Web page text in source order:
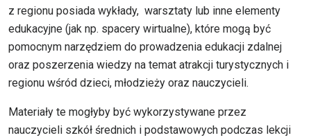
z regionu posiada wykłady, warsztaty lub inne elementy
edukacyjne (jak np. spacery wirtualne), które mogą być
pomocnym narzędziem do prowadzenia edukacji zdalnej
oraz poszerzenia wiedzy na temat atrakcji turystycznych i
regionu wśród dzieci, młodzieży oraz nauczycieli.
Materiały te mogłyby być wykorzystywane przez
nauczycieli szkół średnich i podstawowych podczas lekcji